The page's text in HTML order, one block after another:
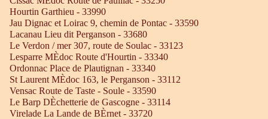
Hourtin Garthieu - 33990
Jau Dignac et Loirac 9, chemin de Pontac - 33590
Lacanau Lieu dit Perganson - 33680
Le Verdon / mer 307, route de Soulac - 33123
Lesparre MÈdoc Route d'Hourtin - 33340
Ordonnac Place de Plautignan - 33340
St Laurent MÈdoc 163, le Perganson - 33112
Vensac Route de Taste - Soule - 33590
Le Barp DÈchetterie de Gascogne - 33114
Virelade La Lande de BÈrnet - 33720